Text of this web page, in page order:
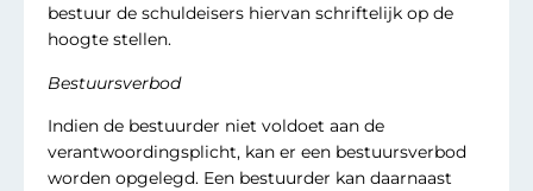
bestuur de schuldeisers hiervan schriftelijk op de
hoogte stellen.
Bestuursverbod
Indien de bestuurder niet voldoet aan de
verantwoordingsplicht, kan er een bestuursverbod
worden opgelegd. Een bestuurder kan daarnaast